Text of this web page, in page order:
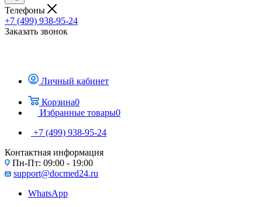
Телефоны
+7 (499) 938-95-24
Заказать звонок
Личный кабинет
Корзина0
Избранные товары0
+7 (499) 938-95-24
Контактная информация
Пн-Пт: 09:00 - 19:00
support@docmed24.ru
WhatsApp